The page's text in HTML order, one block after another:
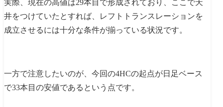
実際、現在の高値は29本目で形成されており、ここで天
井をつけていたとすれば、レフトトランスレーションを
成立させるには十分な条件が揃っている状況です。
一方で注意したいのが、今回の4HCの起点が日足ベース
で33本目の安値であるという点です。